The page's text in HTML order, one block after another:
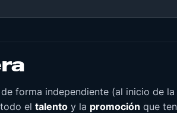
forma independiente (al inicio de
el talento y la promoción que